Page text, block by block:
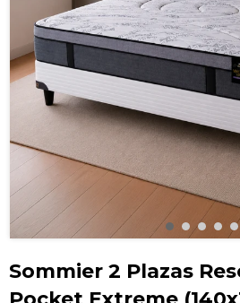
al
Sommier 2 Plazas